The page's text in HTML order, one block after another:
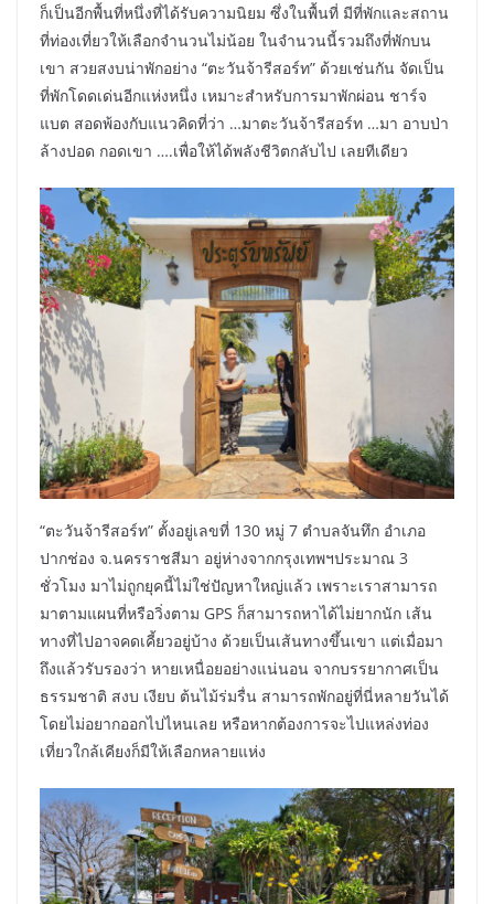
ก็เป็นอีกพื้นที่หนึ่งที่ได้รับความนิยม ซึ่งในพื้นที่ มีที่พักและสถาน
ที่ท่องเที่ยวให้เลือกจำนวนไม่น้อย ในจำนวนนี้รวมถึงที่พักบน
เขา สวยสงบน่าพักอย่าง “ตะวันจ้ารีสอร์ท” ด้วยเช่นกัน จัดเป็น
ที่พักโดดเด่นอีกแห่งหนึ่ง เหมาะสำหรับการมาพักผ่อน ชาร์จ
แบต สอดพ้องกับแนวคิดที่ว่า …มาตะวันจ้ารีสอร์ท …มา อาบป่า
ล้างปอด กอดเขา ….เพื่อให้ได้พลังชีวิตกลับไป เลยทีเดียว
“ตะวันจ้ารีสอร์ท” ตั้งอยู่เลขที่ 130 หมู่ 7 ตำบลจันทึก อำเภอ
ปากช่อง จ.นครราชสีมา อยู่ห่างจากกรุงเทพฯประมาณ 3
ชั่วโมง มาไม่ถูกยุคนี้ไม่ใช่ปัญหาใหญ่แล้ว เพราะเราสามารถ
มาตามแผนที่หรือวิ่งตาม GPS ก็สามารถหาได้ไม่ยากนัก เส้น
ทางที่ไปอาจคดเคี้ยวอยู่บ้าง ด้วยเป็นเส้นทางขึ้นเขา แต่เมื่อมา
ถึงแล้วรับรองว่า หายเหนื่อยอย่างแน่นอน จากบรรยากาศเป็น
ธรรมชาติ สงบ เงียบ ต้นไม้ร่มรื่น สามารถพักอยู่ที่นี่หลายวันได้
โดยไม่อยากออกไปไหนเลย หรือหากต้องการจะไปแหล่งท่อง
เที่ยวใกล้เคียงก็มีให้เลือกหลายแห่ง